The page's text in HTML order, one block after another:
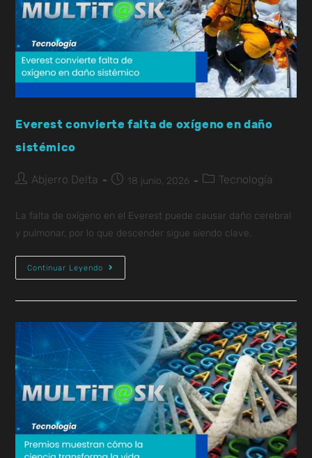
Everest convierte falta de oxígeno en daño
sistémico
Abjerro Delta 18 junio, 2026 Tecnología
La falta de oxígeno en el Everest puede causar daño cerebral
y pulmonar, por lo que descender sigue siendo clave.
Continuar Leyendo